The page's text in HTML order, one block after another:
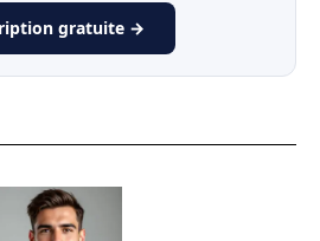
gratuite →